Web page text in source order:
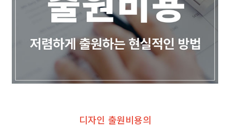
디자인 출원비용의